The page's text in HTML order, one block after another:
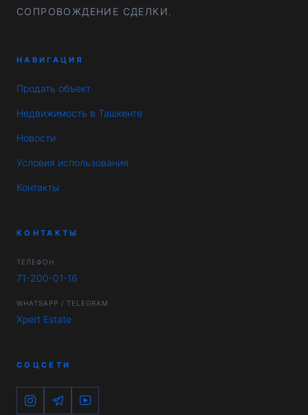
СОПРОВОЖДЕНИЕ СДЕЛКИ.
НАВИГАЦИЯ
Продать объект
Недвижимость в Ташкенте
Новости
Условия использования
Контакты
КОНТАКТЫ
ТЕЛЕФОН
71-200-01-16
WHATSAPP / TELEGRAM
Xpert Estate
СОЦСЕТИ